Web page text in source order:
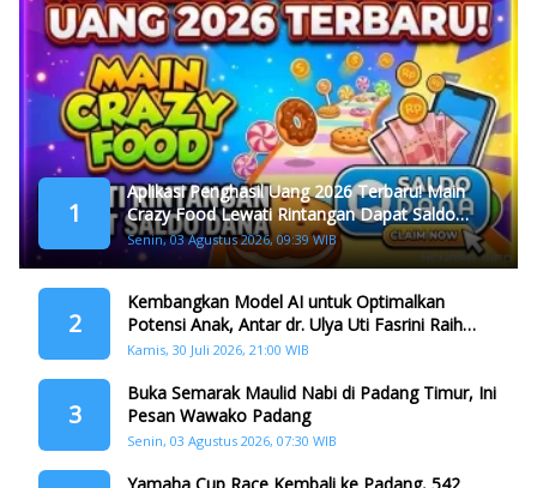
1
Aplikasi Penghasil Uang 2026 Terbaru! Main
Crazy Food Lewati Rintangan Dapat Saldo
Dana
Senin, 03 Agustus 2026, 09:39 WIB
2
Kembangkan Model AI untuk Optimalkan
Potensi Anak, Antar dr. Ulya Uti Fasrini Raih
Gelar Doktor
Kamis, 30 Juli 2026, 21:00 WIB
3
Buka Semarak Maulid Nabi di Padang Timur, Ini
Pesan Wawako Padang
Senin, 03 Agustus 2026, 07:30 WIB